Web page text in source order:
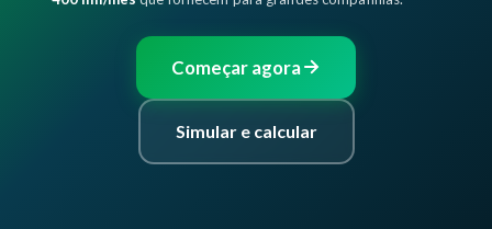
Começar agora
Simular e calcular